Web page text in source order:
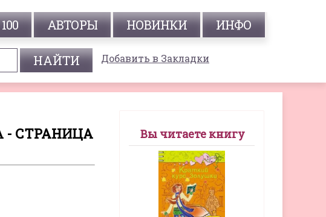
АВТОРЫ НОВИНКИ ИНФО
Добавить в Закладки
- СТРАНИЦА
Вы читаете книгу